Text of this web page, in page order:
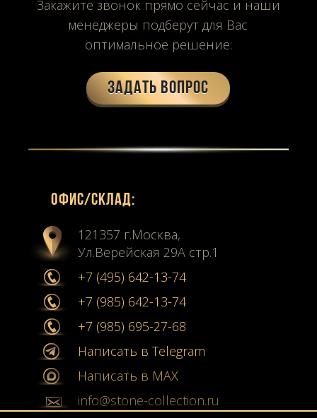
Закажите звонок прямо сейчас и наши
менеджеры подберут для Вас
оптимальное решение:
Задать вопрос
Офиc/склад:
121357 г.Москва,
Ул.Верейская 29А стр.1
+7 (495) 642-13-74
+7 (985) 642-13-74
+7 (985) 695-27-68
Написать в Telegram
Написать в MAX
info@stone-collection.ru